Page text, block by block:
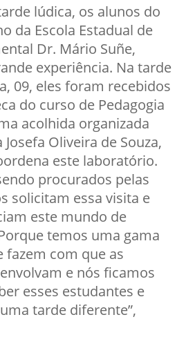
lúdica, os alunos do
da Escola Estadual de
Dr. Mário Suñe,
experiência. Na tarde
09, eles foram recebidos
do curso de Pedagogia
acolhida organizada
Oliveira de Souza,
este laboratório.
procurados pelas
solicitam essa visita e
este mundo de
temos uma gama
fazem com que as
e nós ficamos
esses estudantes e
tarde diferente”,